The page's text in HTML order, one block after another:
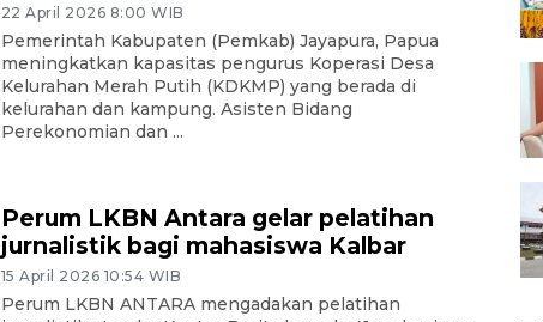
22 April 2026 8:00 WIB
Pemerintah Kabupaten (Pemkab) Jayapura, Papua
meningkatkan kapasitas pengurus Koperasi Desa
Kelurahan Merah Putih (KDKMP) yang berada di
kelurahan dan kampung. Asisten Bidang
Perekonomian dan ...
Perum LKBN Antara gelar pelatihan
jurnalistik bagi mahasiswa Kalbar
15 April 2026 10:54 WIB
Perum LKBN ANTARA mengadakan pelatihan